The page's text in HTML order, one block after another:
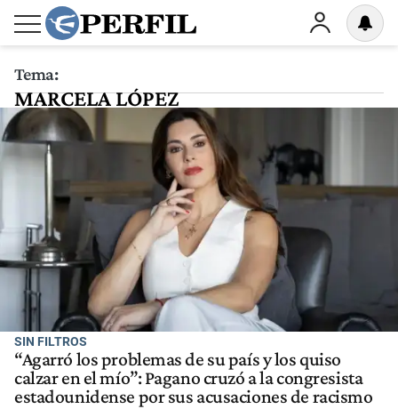
Tema:
MARCELA LÓPEZ
SIN FILTROS
“Agarró los problemas de su país y los quiso
calzar en el mío”: Pagano cruzó a la congresista
estadounidense por sus acusaciones de racismo